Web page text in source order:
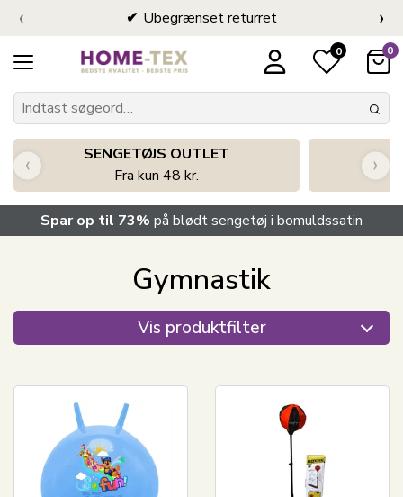
Ubegrænset returret
‹ ›
0 0
SENGETØJS OUTLET
Fra kun 48 kr.
‹ ›
Spar op til 73% på blødt sengetøj i bomuldssatin
Gymnastik
Vis produktfilter